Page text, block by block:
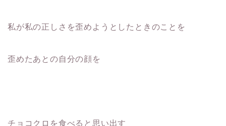
私が私の正しさを歪めようとしたときのことを
歪めたあとの自分の顔を
チョコクロを食べると思い出す